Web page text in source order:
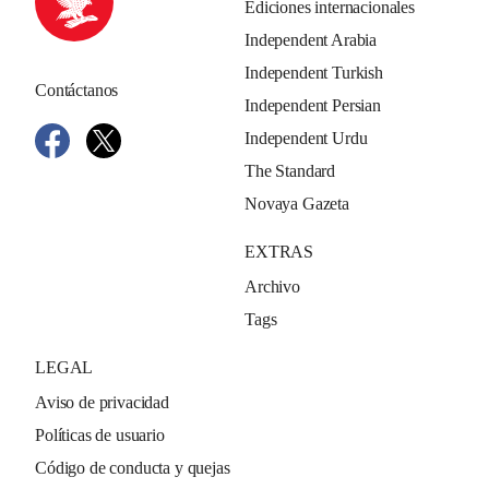
Contáctanos
Ediciones internacionales
Independent Arabia
Independent Turkish
Independent Persian
Independent Urdu
The Standard
Novaya Gazeta
EXTRAS
Archivo
Tags
LEGAL
Aviso de privacidad
Políticas de usuario
Código de conducta y quejas